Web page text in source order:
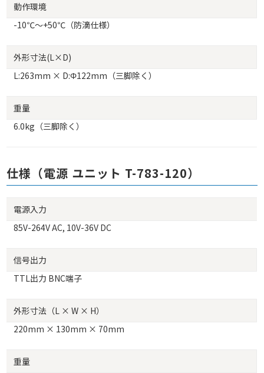
動作環境
-10℃～+50℃（防滴仕様）
外形寸法(L×D)
L:263mm × D:Φ122mm（三脚除く）
重量
6.0kg（三脚除く）
仕様（電源 ユニット T-783-120）
電源入力
85V-264V AC, 10V-36V DC
信号出力
TTL出力 BNC端子
外形寸法（L × W × H）
220mm × 130mm × 70mm
重量